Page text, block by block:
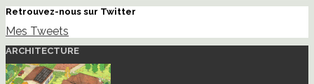
Retrouvez-nous sur Twitter
Mes Tweets
ARCHITECTURE